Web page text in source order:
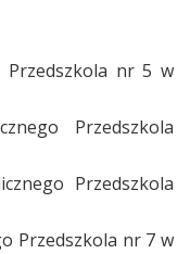
Przedszkola nr 5 w
Przedszkola
Przedszkola
Przedszkola nr 7 w